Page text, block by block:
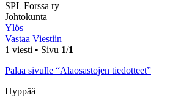
SPL Forssa ry
Johtokunta
Ylös
Vastaa Viestiin
1 viesti • Sivu 1/1
Palaa sivulle “Alaosastojen tiedotteet”
Hyppää